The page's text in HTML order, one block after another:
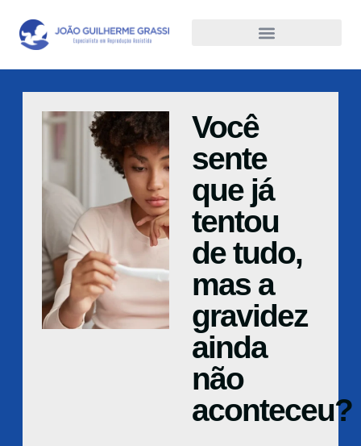
Você
sente
que já
tentou
de tudo,
mas a
gravidez
ainda
não
aconteceu?